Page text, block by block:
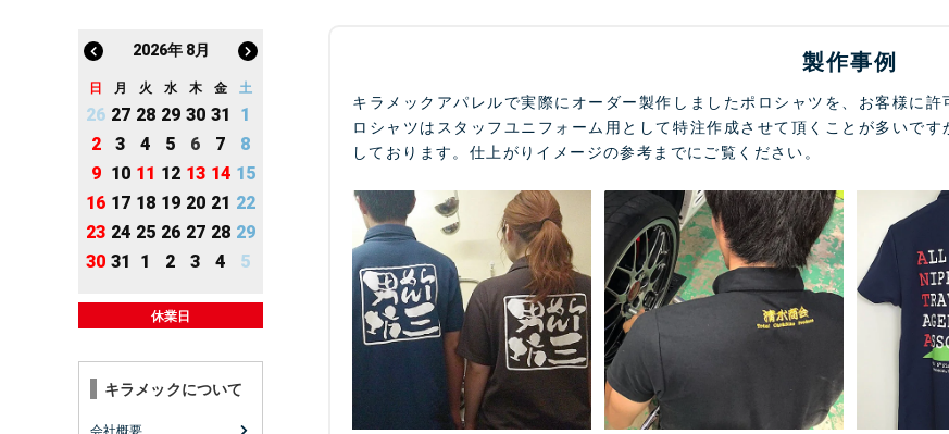
2026年 8月
日 月 火 水 木 金 土
26 27 28 29 30 31
1
2
3 4 5 6 7
8
9 10 11 12 13 14 15
16 17 18 19 20 21 22
23 24 25 26 27 28 29
30 31 1 2 3 4 5
休業日
キラメックについて
会社概要
製作事例
キラメックアパレルで実際にオーダー製作しましたポロシャツを、お客様に
ロシャツはスタッフユニフォーム用として特注作成させて頂くことが多いで
しております。仕上がりイメージの参考までにご覧ください。